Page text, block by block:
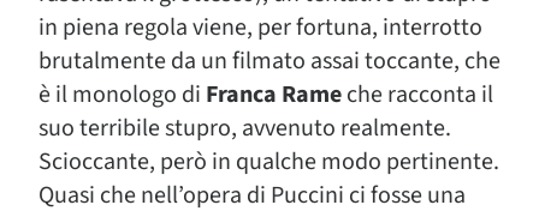
in piena regola viene, per fortuna, interrotto
brutalmente da un filmato assai toccante, che
è il monologo di Franca Rameche racconta il
suo terribile stupro, avvenuto realmente.
Scioccante, però in qualche modo pertinente.
Quasi che nell’opera di Puccini ci fosse una